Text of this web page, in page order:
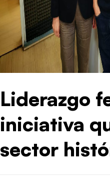
Liderazgo
iniciativa
sector